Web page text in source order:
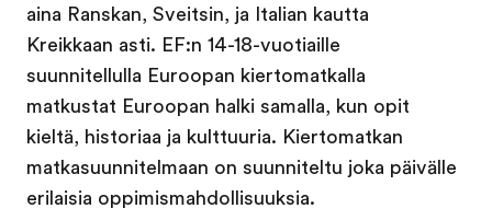
aina Ranskan, Sveitsin, ja Italian kautta
Kreikkaan asti. EF:n 14-18-vuotiaille
suunnitellulla Euroopan kiertomatkalla
matkustat Euroopan halki samalla, kun opit
kieltä, historiaa ja kulttuuria. Kiertomatkan
matkasuunnitelmaan on suunniteltu joka päivälle
erilaisia oppimismahdollisuuksia.